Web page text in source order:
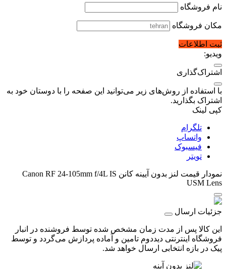
نام فروشگاه
مکان فروشگاه
ثبت اطلاعات
ویدیو:
اشتراک‌گذاری
با استفاده از روش‌های زیر می‌توانید این صفحه را با دوستان خود به
اشتراک بگذارید.
کپی لینک
تلگرام
واتساپ
فیسبوک
تویتر
نمودار قیمت
لنز بدون آیینه کانن Canon RF 24-105mm f/4L IS
USM Lens
جزئیات ارسال
این کالا پس از مدت زمان مشخص شده توسط فروشنده در انبار
فروشگاه اینترنتی دیددوم تامین و آماده پردازش می‌گردد و توسط
پیک در بازه انتخابی ارسال خواهد شد.